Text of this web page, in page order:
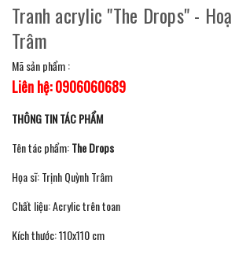
Tranh acrylic "The Drops" -
Trâm
Mã sản phẩm :
Liên hệ: 0906060689
THÔNG TIN TÁC PHẨM
Tên tác phẩm:The Drops
Họa sĩ: Trịnh Quỳnh Trâm
Chất liệu: Acrylic trên toan
Kích thước: 110x110 cm